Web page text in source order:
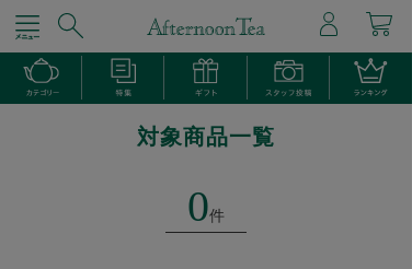
対象商品一覧
0件